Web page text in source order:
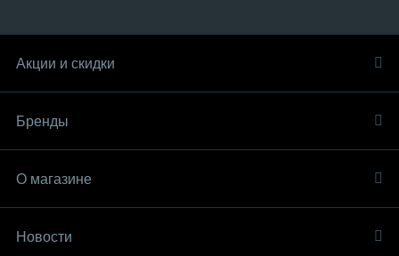
Акции и скидки
Бренды
О магазине
Новости